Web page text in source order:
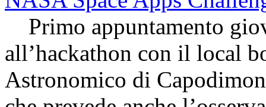
Primo appuntamento
all’hackathon con il local
Astronomico di